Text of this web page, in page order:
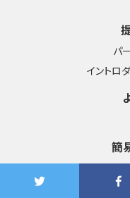
パ
イントロ
簡